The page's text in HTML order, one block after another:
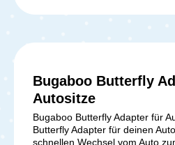
Wickelmatte ist gepolstert und
Bugaboo Butterfly
Autositze
Bugaboo Butterfly Adapter für
Butterfly Adapter für deinen
schnellen Wechsel vom Auto